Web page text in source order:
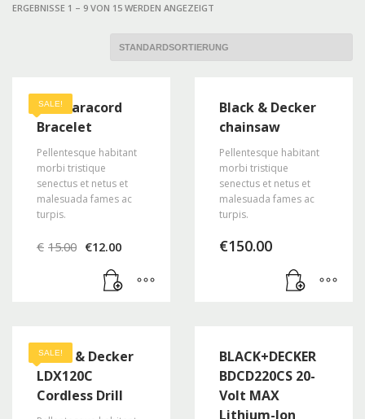
ERGEBNISSE 1 – 9 VON 15 WERDEN ANGEZEIGT
SALE!
A2S Paracord
Bracelet
Pellentesque habitant
morbi tristique
senectus et netus et
malesuada fames ac
turpis.
€ 15.00 Ursprünglicher
war:
€15.00
€12.00Aktueller
ist:
€12.00.
Black & Decker
chainsaw
Pellentesque habitant
morbi tristique
senectus et netus et
malesuada fames ac
turpis.
€150.00
SALE!
Black & Decker
LDX120C
Cordless Drill
BLACK+DECKER
BDCD220CS 20-
Volt MAX
Lithium-Ion